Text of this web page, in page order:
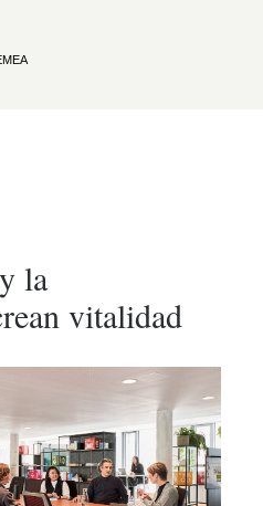
la
vitalidad